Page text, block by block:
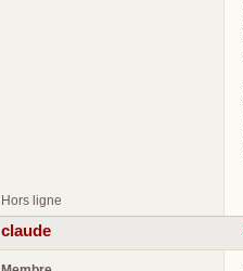
Hors ligne
claude